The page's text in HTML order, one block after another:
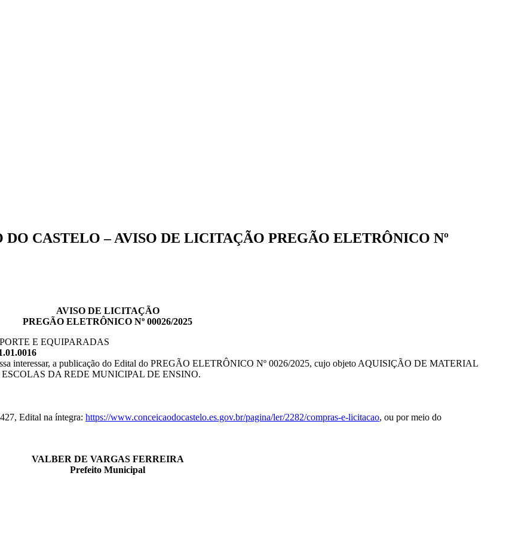
CASTELO – AVISO DE LICITAÇÃO PREGÃO ELETRÔNICO Nº
AVISO DE LICITAÇÃO
PREGÃO ELETRÔNICO Nº 00026/2025
E EQUIPARADAS
interessar, a publicação do Edital do PREGÃO ELETRÔNICO Nº 0026/2025, cujo objeto AQUISIÇÃO DE MATERIAL
DA REDE MUNICIPAL DE ENSINO.
Edital na íntegra: https://www.conceicaodocastelo.es.gov.br/pagina/ler/2282/compras-e-licitacao, ou por meio do
VALBER DE VARGAS FERREIRA
Prefeito Municipal